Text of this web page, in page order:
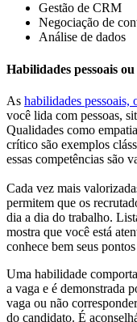
Gestão de CRM
Negociação de
Análise de dados
Habilidades pessoais
As habilidades pessoais,
você lida com pessoas,
Qualidades como
crítico são exemplos
essas competências são
Cada vez mais
permitem que os
dia a dia do trabalho.
mostra que você está
conhece bem seus
Uma habilidade
a vaga e é demonstrada
vaga ou não
do candidato. É